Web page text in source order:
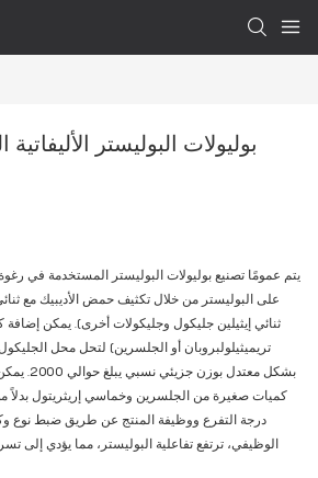
بوليولات البوليستر
يتم عمومًا تصنيع بوليولات البوليستر المستخدمة في رغوة
على البوليستر من خلال تكثيف حمض الأديبيك مع
ثنائي إيثيلين جليكول وجليكولات أخرى). يمكن
تريميثيلولبروبان أو الجلسرين) لتحل محل
بشكل معتدل
كميات صغيرة من الجلسرين وخماسي إريثريتول بدلاً
درجة التفرع ووظيفة المنتج عن طريق ضبط نوع
الوظيفي، ترتفع تفاعلية البوليستر، مما يؤدي إلى